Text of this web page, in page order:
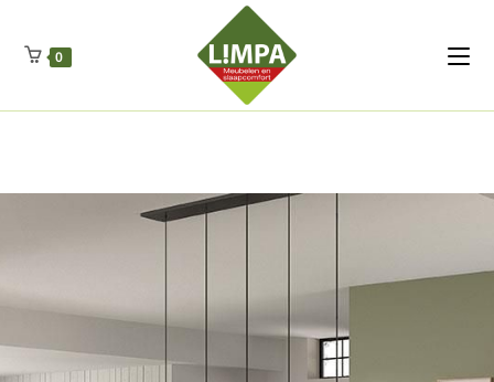
Regenschut
Drueckerpro
Fettsauren Dekemax Kapselmed
Luftkuhlen Zauberfan Netzfenste Insektensc
0